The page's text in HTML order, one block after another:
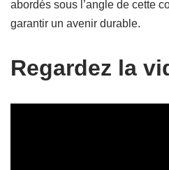
abordés sous l’angle de cette
garantir un avenir durable.
Regardez la